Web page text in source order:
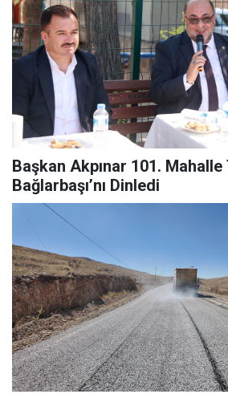
Başkan Akpınar 101. Mahalle
Bağlarbaşı’nı Dinledi